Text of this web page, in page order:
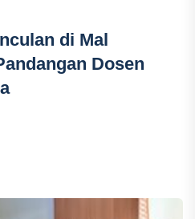
di Mal
Dosen